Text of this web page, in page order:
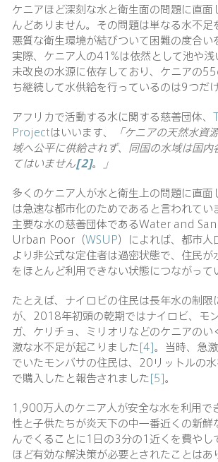
ケニアほど深刻な水と衛生面の問題に直面
んどありません。その問題は単なる水不足
悪質な衛生環境が結びついて困難の度合い
実際、ケニア人の41%は依然として池や
未改良の水源に依存しており、ケニアの
ち継続して水供給を行っているのは9つだ
アフリカで活動する水に関する慈善団体、
Projectはいいます、
「ケニアの天然水資
域へ公平に供給されず、同国の水域は国内
てはいません[2]。
」
多くのケニア人が水と衛生上の問題に直面
は急速な都市化のためであると言われてい
主要な水の慈善団体であるWater and
Urban Poor（WSUP）によれば、都市人
より非公式な定住者は過密状態で、住民が
をほとんど利用できない状態につながって
たとえば、ナイロビの住民は長年水の制限
が、2018年初頭の乾期ではナイロビ、モ
ガ、ケリチョ、ミリオリなどのケニアのい
激な水不足が起こりました[4]。当時、急
でいたモンバサの住民は、20リットルの
で購入したと報告されました[5]。
1,900万人のケニア人が安全な水を利用で
性と子供たちが炎天下の中一番近くの新鮮
んでくることに1日の3分の1近くを費やし
ほど有効な解決策が必要とされたことはあ